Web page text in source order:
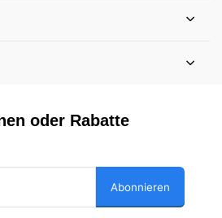
oder Rabatte
Abonnieren